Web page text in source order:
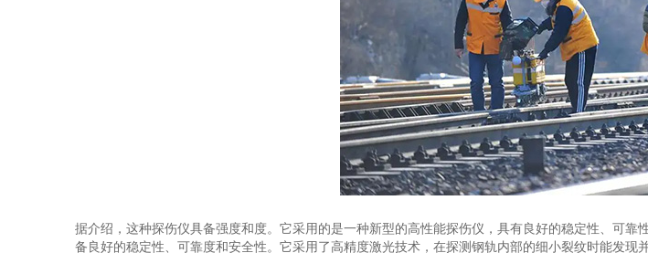
据介绍，这种探伤仪具备强度和度。它采用的是一种新型的高性能探伤仪，具有良好的稳定性、可
备良好的稳定性、可靠度和安全性。它采用了高精度激光技术，在探测钢轨内部的细小裂纹时能发